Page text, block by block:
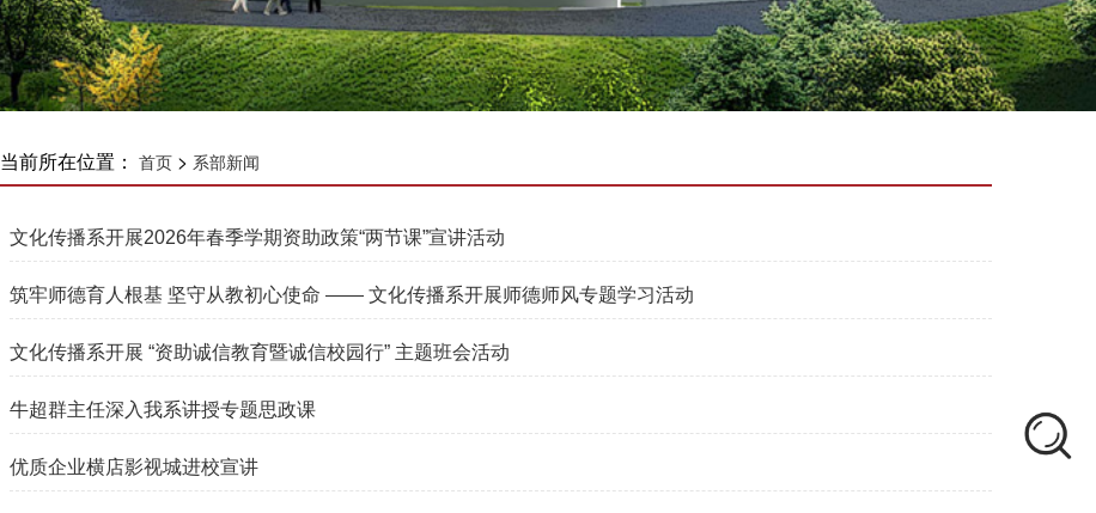
当前所在位置： 首页> 系部新闻
文化传播系开展2026年春季学期资助政策“两节课”宣讲活动
筑牢师德育人根基 坚守从教初心使命 —— 文化传播系开展师德师风专题学习活动
文化传播系开展 “资助诚信教育暨诚信校园行” 主题班会活动
牛超群主任深入我系讲授专题思政课
优质企业横店影视城进校宣讲